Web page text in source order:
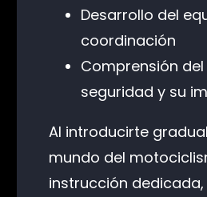
Desarrollo del
coordinación
Comprensión
seguridad y su
Al introducirte
mundo del
instrucción